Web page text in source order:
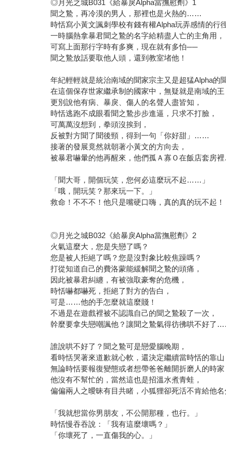
◎月光之城B031《給暴戾Alpha當撫慰劑》1
聞之鷙，再冷漠的男人，那裡也是火熱的……
時恬寫小黃文諷刺學校有錢有權Alpha玩弄感情的行
一時腦熱拿暴君聞之鷙的名字給精盡人亡的主角用，
可寫上面那行字時有多爽，現在就有多怕──
聞之鷙放話要取他人頭，還到教室堵他！
年紀輕輕就是統治南域的聞家宗主又是超猛Alpha的
在這個保存世家繼承制的國家中，無疑就是南域的王
更別說他有病、暴戾、傷人的名聲人盡皆知，
時恬逃跑不成眼看聞之鷙步步進逼，只求不打臉，
可萬萬沒想到，拳頭沒挨到，
反被對方聞了聞後頸，得到一句「你好甜」……
接著的發展竟然就朝著小黃文的方向去，
被暴君嚇暈的他再醒來，他們孤Ａ寡Ｏ在飯店套房
「聞大哥，開個玩笑，您何必這麼玩不起……」
「哦，開玩笑？那來玩一下。」
救命！不不不！他只是嘴硬口嗨，真的真的玩不起！
◎月光之城B032《給暴戾Alpha當撫慰劑》2
火氣這麼大，您是失戀了嗎？
您是被人拒絕了嗎？您是沒對象比較焦躁嗎？
打從知道自己的費洛蒙能緩解聞之鷙的頭痛，
因此被暴君糾纏，有被強取豪奪的危機，
時恬嚇都嚇死，拒絕了對方的告白，
可是……他的手怎麼就這麼賤！
不過是在遊戲裡被不認識自己的聞之鷙殺了一次，
幹麼要拿失戀嘲諷他？讓聞之鷙氣得彷彿哄不好了
誰說哄不好了？聞之鷙可是戀愛腦晚期，
看時恬哭著來道歉就心軟，還決定繼續當時恬的靠山
無論時恬要報復變態或者想帶爸爸離開折磨人的時家
他沒有不幫忙的，當然這也是招溫水煮青蛙，
偏偏兩人之曖昧有目共睹，小狐狸卻死活不肯給他
「我就想當你男朋友，不公開那種，也行。」
時恬慢吞吞說：「我有這麼壞嗎？」
「你壞死了，一直傷我的心。」